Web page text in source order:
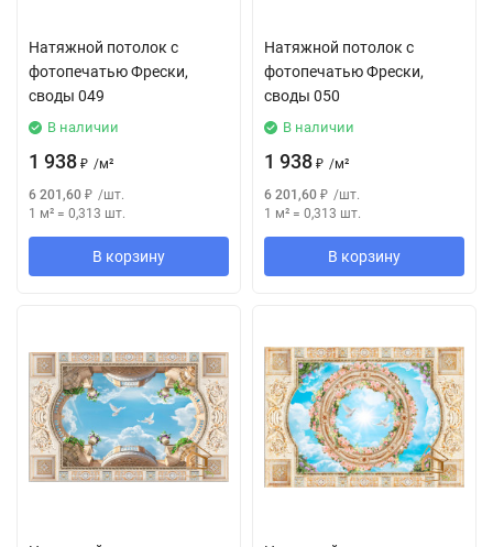
Натяжной потолок с
фотопечатью Фрески,
своды 049
В наличии
1 938 ₽ /м²
6 201,60 ₽ /шт.
1 м² = 0,313 шт.
В корзину
Натяжной потолок с
фотопечатью Фрески,
своды 050
В наличии
1 938 ₽ /м²
6 201,60 ₽ /шт.
1 м² = 0,313 шт.
В корзину